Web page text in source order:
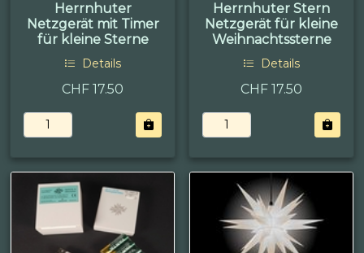
Herrnhuter
Netzgerät mit Timer
für kleine Sterne
Details
CHF 17.50
Herrnhuter Stern
Netzgerät für kleine
Weihnachtssterne
Details
CHF 17.50